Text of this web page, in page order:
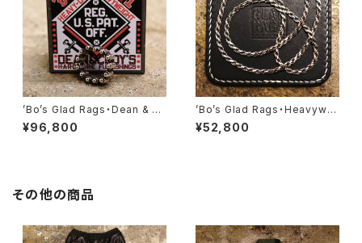
’Bo’s Glad Rags・Dean & C
ody’s Hardware Furnishing
s Caterpillar Belt Silver Rin
¥96,800
’Bo’s Glad Rags・Heavywei
ght Triple Twisted Silver C
hain “RATTLESNAKE”・Lon
¥52,800
その他の商品